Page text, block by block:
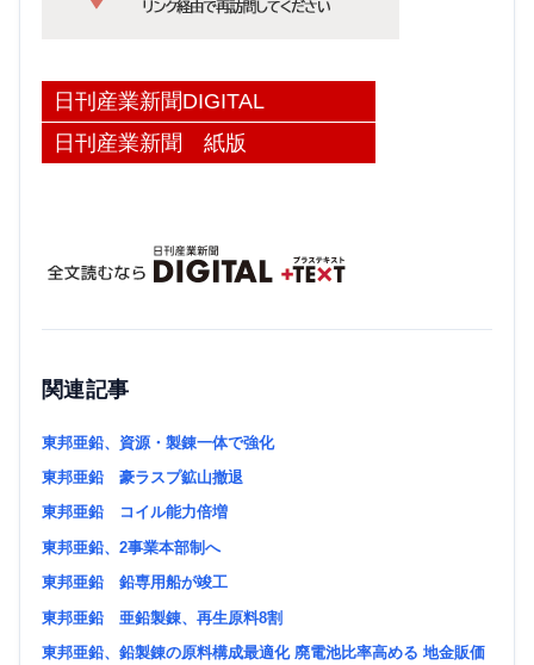
日刊産業新聞DIGITAL
日刊産業新聞 紙版
関連記事
東邦亜鉛、資源・製錬一体で強化
東邦亜鉛 豪ラスプ鉱山撤退
東邦亜鉛 コイル能力倍増
東邦亜鉛、2事業本部制へ
東邦亜鉛 鉛専用船が竣工
東邦亜鉛 亜鉛製錬、再生原料8割
東邦亜鉛、鉛製錬の原料構成最適化 廃電池比率高める 地金販価